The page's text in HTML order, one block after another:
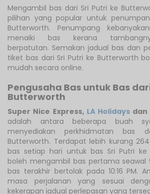
Mengambil bas dari Sri Putri ke
pilihan yang popular untuk
Butterworth. Penumpang
menaiki bas kerana
berpatutan. Semakan jadual bas dan
tiket bas dari Sri Putri ke Butterworth
mudah secara online.
Pengusaha Bas untuk Bas
Butterworth
Super Nice Express, LA Holidays dan
adalah antara beberapa buah
menyediakan perkhidmatan bas
Butterworth. Terdapat lebih kurang
bas setiap hari untuk bas Sri Putri ke
boleh mengambil bas pertama seawal
bas terakhir bertolak pada 10:16 PM.
masa perjalanan yang sesuai
kekerapan jadual perlepasan yang